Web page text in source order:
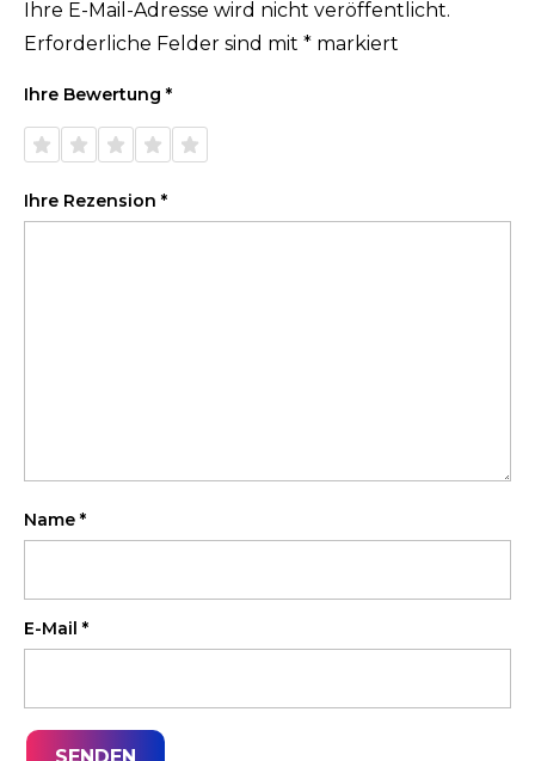
Ihre E-Mail-Adresse wird nicht veröffentlicht.
Erforderliche Felder sind mit * markiert
Ihre Bewertung *
1 von
5 Sternen
2 von
5 Sternen
3 von
5 Sternen
4 von
5 Sternen
5 von
5 Sternen
Ihre Rezension *
Name *
E-Mail *